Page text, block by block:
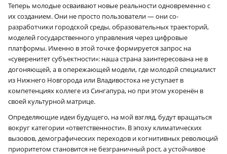
Теперь молодые осваивают новые реальности одновременно с
их созданием. Они не просто пользователи — они со-
разработчики городской среды, образовательных траекторий,
моделей государственного управления через цифровые
платформы. Именно в этой точке формируется запрос на
«суверенитет субъектности»: наша страна заинтересована не в
догоняющей, а в опережающей модели, где молодой специалист
из Нижнего Новгорода или Владивостока не уступает в
компетенциях коллеге из Сингапура, но при этом укоренён в
своей культурной матрице.
Определяющие идеи будущего, на мой взгляд, будут вращаться
вокруг категории «ответственности». В эпоху климатических
вызовов, демографических переходов и когнитивных революций
приоритетом становится не безграничный рост, а устойчивое